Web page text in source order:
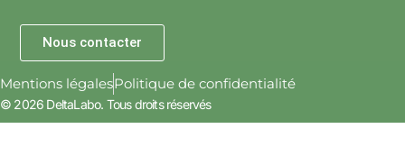
Nous contacter
Mentions légalesPolitique de confidentialité
© 2026 DeltaLabo. Tous droits réservés